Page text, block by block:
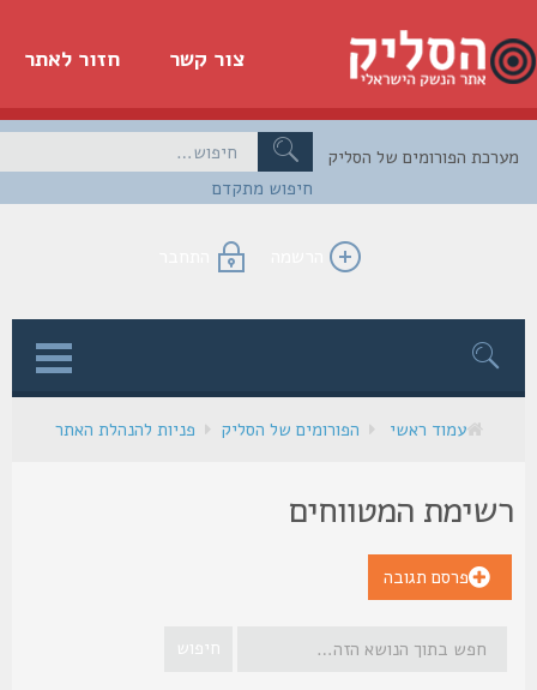
חזור לאתר צור קשר
חיפוש מתקדם
הפורומים של הסליק
הרשמה התחבר
עמוד ראשי הפורומים של הסליק פניות להנהלת האתר
המטווחים
פרסם תגובה